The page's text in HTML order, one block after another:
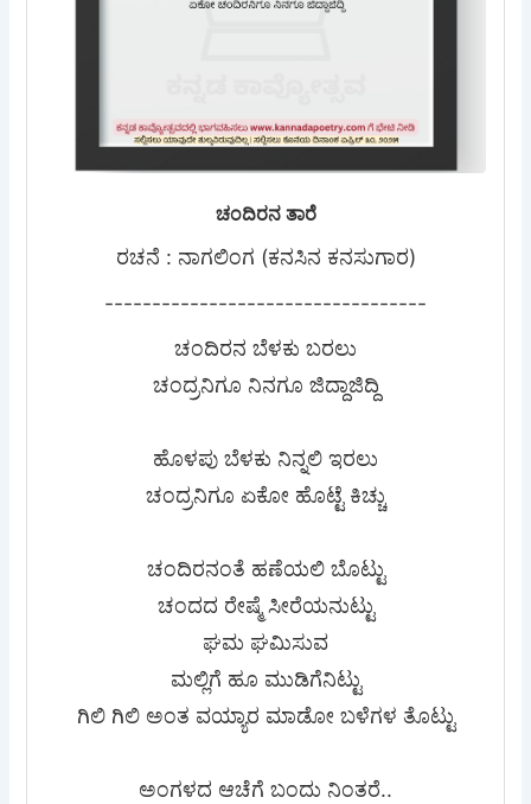
ಚಂದಿರನ ತಾರೆ
ರಚನೆ : ನಾಗಲಿಂಗ (ಕನಸಿನ ಕನಸುಗಾರ)
----------------------------------
ಚಂದಿರನ ಬೆಳಕು ಬರಲು
ಚಂದ್ರನಿಗೂ ನಿನಗೂ ಜಿದ್ದಾಜಿದ್ದಿ
ಹೊಳಪು ಬೆಳಕು ನಿನ್ನಲಿ ಇರಲು
ಚಂದ್ರನಿಗೂ ಏಕೋ ಹೊಟ್ಟೆ ಕಿಚ್ಚು
ಚಂದಿರನಂತೆ ಹಣೆಯಲಿ ಬೊಟ್ಟು
ಚಂದದ ರೇಷ್ಮೆ ಸೀರೆಯನುಟ್ಟು
ಘಮ ಘಮಿಸುವ
ಮಲ್ಲಿಗೆ ಹೂ ಮುಡಿಗೆನಿಟ್ಟು
ಗಿಲಿ ಗಿಲಿ ಅಂತ ವಯ್ಯಾರ ಮಾಡೋ ಬಳೆಗಳ ತೊಟ್ಟು
ಅಂಗಳದ ಆಚೆಗೆ ಬಂದು ನಿಂತರೆ..